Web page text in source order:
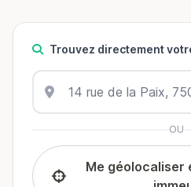
Trouvez directement
OU
Me géolocaliser